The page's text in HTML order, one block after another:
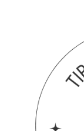
Suggestions de
Planche à